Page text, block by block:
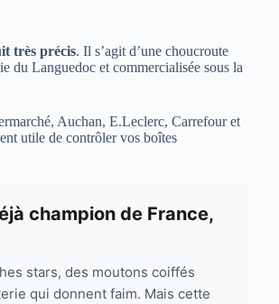
très précis. Il s’agit d’une choucroute
du Languedoc et commercialisée sous la
Auchan, E.Leclerc, Carrefour et
utile de contrôler vos boîtes
champion de France,
stars, des moutons coiffés
qui donnent faim. Mais cette